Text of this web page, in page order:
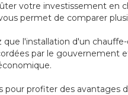
votre investissement en
permet de comparer
que l'installation d'un
par le gouvernement
pour profiter des avantages